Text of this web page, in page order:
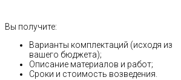
Вы получите:
Варианты комплектаций (исходя из
вашего бюджета);
Описание материалов и работ;
Сроки и стоимость возведения.